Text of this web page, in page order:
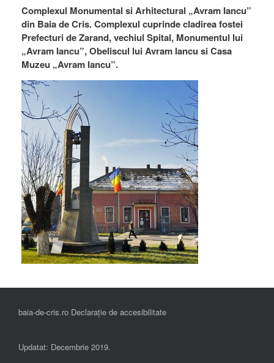
Complexul Monumental si Arhitectural „Avram Iancu”
din Baia de Cris. Complexul cuprinde cladirea fostei
Prefecturi de Zarand, vechiul Spital, Monumentul lui
„Avram Iancu”, Obeliscul lui Avram Iancu si Casa
Muzeu „Avram Iancu”.
baia-de-cris.ro Declarație de accesibilitate
Updatat: Decembrie 2019.